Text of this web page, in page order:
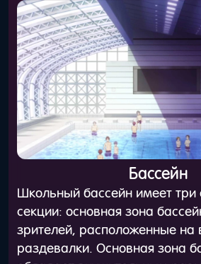
Бассейн
Школьный бассейн имеет три
секции: основная зона
зрителей, расположенные на
раздевалки. Основная зона